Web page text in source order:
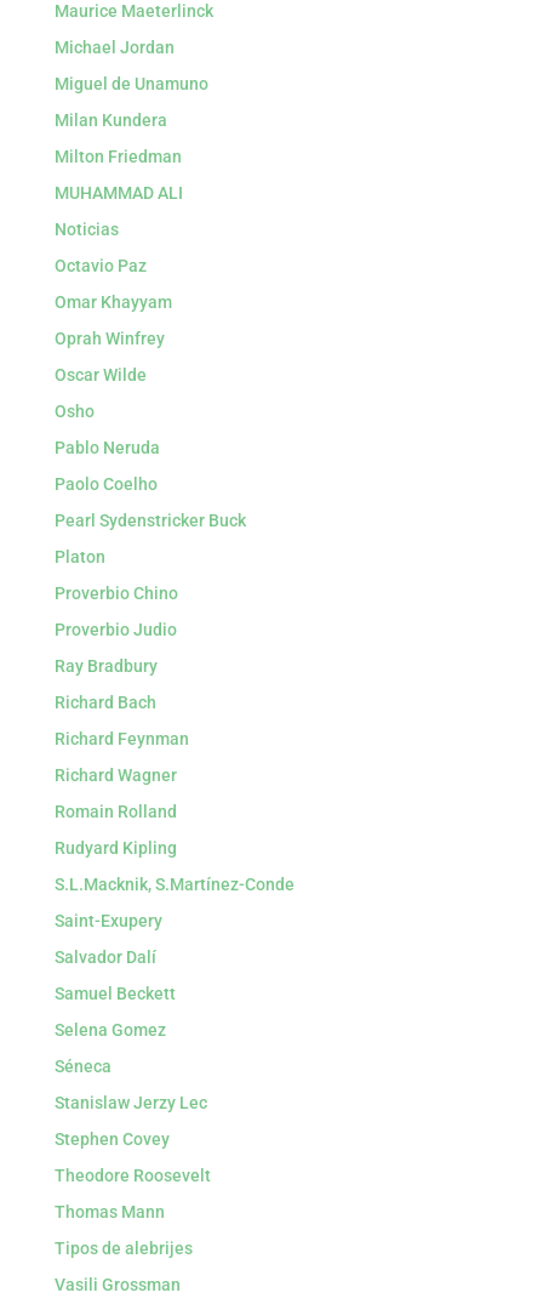
Maurice Maeterlinck
Michael Jordan
Miguel de Unamuno
Milan Kundera
Milton Friedman
MUHAMMAD ALI
Noticias
Octavio Paz
Omar Khayyam
Oprah Winfrey
Oscar Wilde
Osho
Pablo Neruda
Paolo Coelho
Pearl Sydenstricker Buck
Platon
Proverbio Chino
Proverbio Judio
Ray Bradbury
Richard Bach
Richard Feynman
Richard Wagner
Romain Rolland
Rudyard Kipling
S.L.Macknik, S.Martínez-Conde
Saint-Exupery
Salvador Dalí
Samuel Beckett
Selena Gomez
Séneca
Stanislaw Jerzy Lec
Stephen Covey
Theodore Roosevelt
Thomas Mann
Tipos de alebrijes
Vasili Grossman